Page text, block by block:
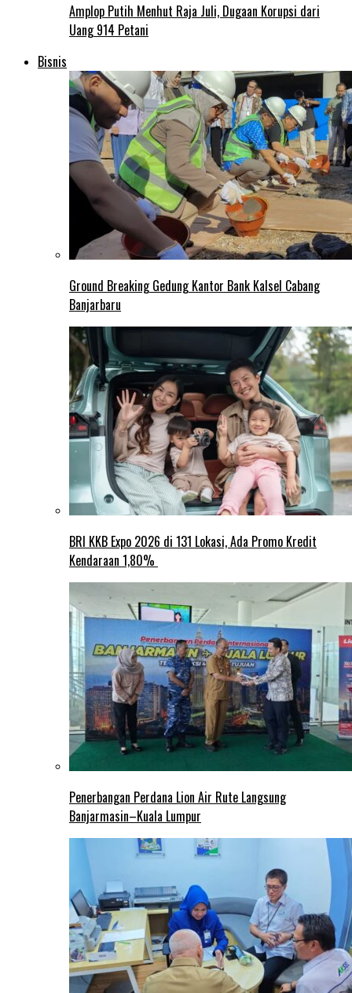
Amplop Putih Menhut Raja Juli, Dugaan Korupsi dari
Uang 914 Petani
Bisnis
Ground Breaking Gedung Kantor Bank Kalsel Cabang
Banjarbaru
BRI KKB Expo 2026 di 131 Lokasi, Ada Promo Kredit
Kendaraan 1,80%
Penerbangan Perdana Lion Air Rute Langsung
Banjarmasin–Kuala Lumpur